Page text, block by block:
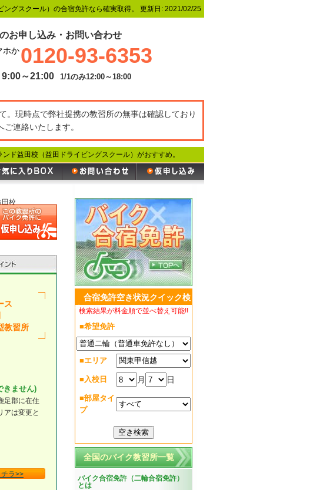
グスクール）の合宿免許なら確実取得。 更新日: 2021/02/25
お申し込み・お問い合わせ
ホか0120-93-6353
～21:00 1/1のみ12:00～18:00
。現時点で弊社提携の教習所の無事は確認しており
連絡いたします。
ド益田校（益田ドライビングスクール）がおすすめ。
田校
ス
教習所
きません)
足郡に在住
アは変更と
ラ>>
合宿免許空き状況クイック検
索検索結果が料金順で並べ替え可能!!
■希望免許
■エリア
■入校日 月 日
■部屋タイ
プ
全国のバイク教習所一覧
バイク合宿免許（二輪合宿免許）
とは